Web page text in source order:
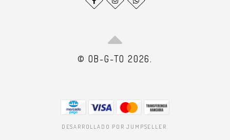
© OB-G-TO 2026.
DESARROLLADO POR JUMPSELLER.